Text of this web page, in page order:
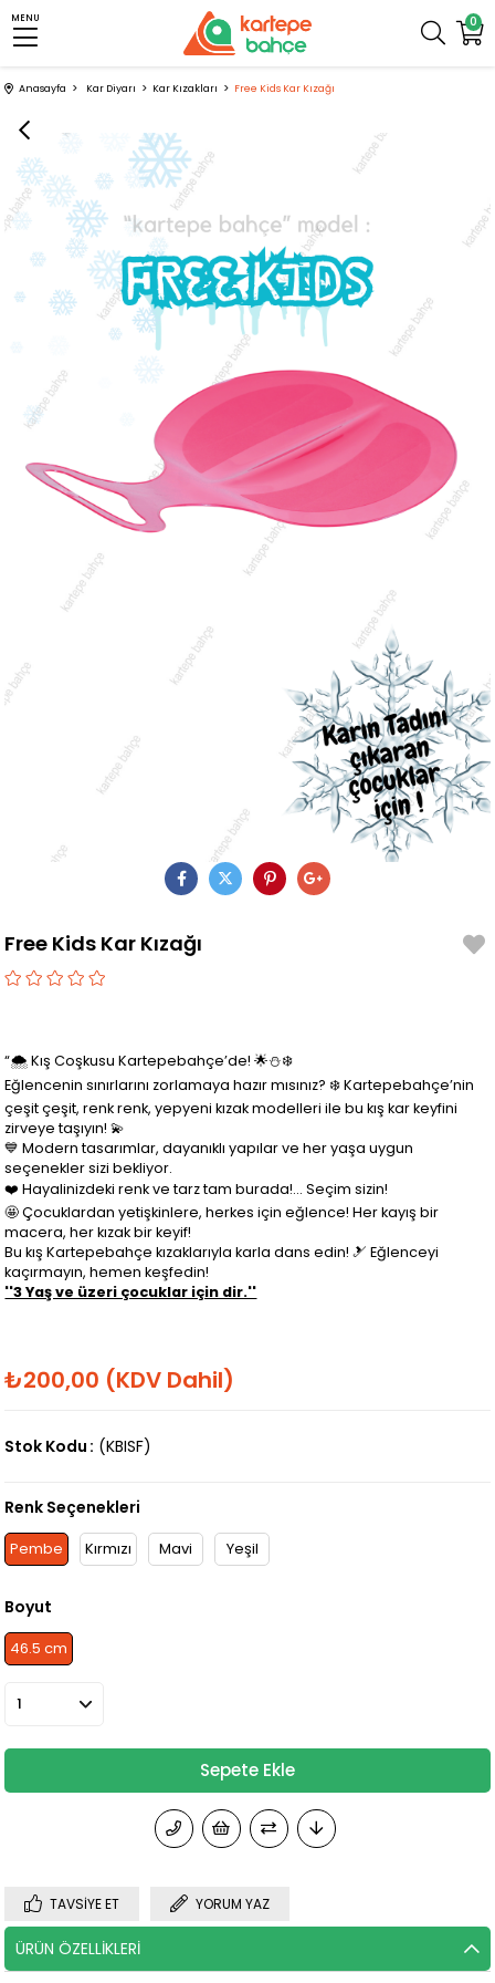
0
MENU
Anasayfa Kar Diyarı Kar Kızakları Free Kids Kar Kızağı
Free Kids Kar Kızağı
“🌨️ Kış Coşkusu Kartepebahçe’de! 🌟⛄❄️
Eğlencenin sınırlarını zorlamaya hazır mısınız? ❄️ Kartepebahçe’nin
çeşit çeşit, renk renk, yepyeni kızak modelleri ile bu kış kar keyfini
zirveye taşıyın! 💫
💙 Modern tasarımlar, dayanıklı yapılar ve her yaşa uygun
seçenekler sizi bekliyor.
❤️ Hayalinizdeki renk ve tarz tam burada!... Seçim sizin!
🤩 Çocuklardan yetişkinlere, herkes için eğlence! Her kayış bir
macera, her kızak bir keyif!
Bu kış Kartepebahçe kızaklarıyla karla dans edin! 🎿 Eğlenceyi
kaçırmayın, hemen keşfedin!
''3 Yaş ve üzeri çocuklar için dir.''
₺200,00 (KDV Dahil)
(KBISF)
Stok Kodu
Renk Seçenekleri
Pembe Kırmızı Mavi Yeşil
Boyut
46.5 cm
TAVSIYE ET YORUM YAZ
ÜRÜN ÖZELLIKLERI